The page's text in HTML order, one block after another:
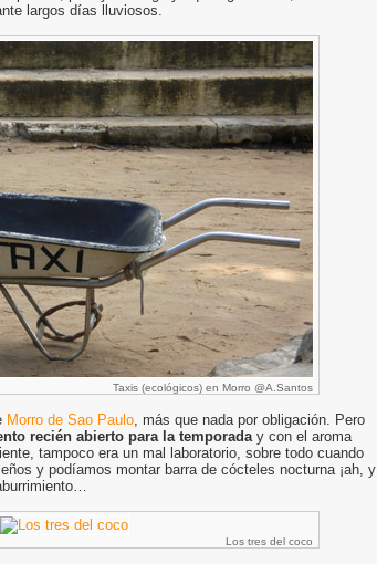
largos días lluviosos.
Taxis (ecológicos) en Morro @A.Santos
Morro de Sao Paulo, más que nada por obligación. Pero
recién abierto para la temporaday con el aroma
tampoco era un mal laboratorio, sobre todo cuando
y podíamos montar barra de cócteles nocturna ¡ah, y
Los tres del coco